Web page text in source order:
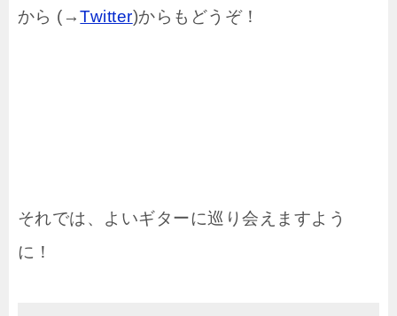
から (→Twitter)からもどうぞ！
それでは、よいギターに巡り会えますよう
に！